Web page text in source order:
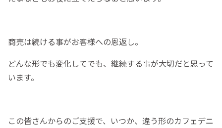
商売は続ける事がお客様への恩返し。
どんな形でも変化してでも、継続する事が大切だと思って
います。
この皆さんからのご支援で、いつか、違う形のカフェデニ